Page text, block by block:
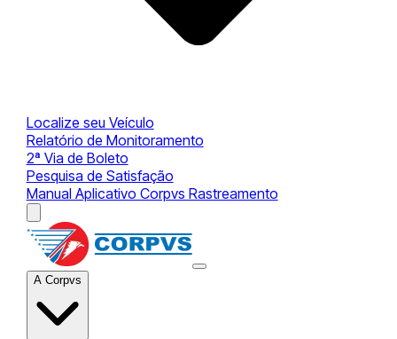
Localize seu Veículo
Relatório de Monitoramento
2ª Via de Boleto
Pesquisa de Satisfação
Manual Aplicativo Corpvs Rastreamento
A Corpvs